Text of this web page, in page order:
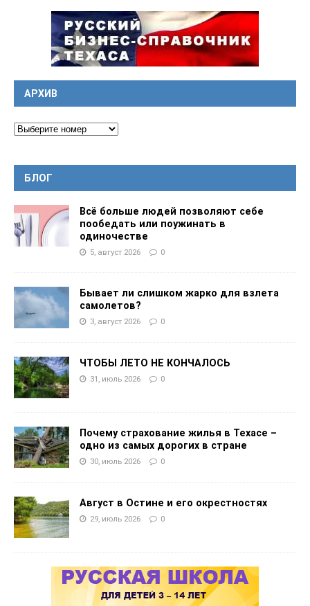
АРХИВ
БЛОГ
Всё больше людей позволяют себе
пообедать или поужинать в
одиночестве
5, август 2026 0
Бывает ли слишком жарко для взлета
самолетов?
3, август 2026 0
ЧТОБЫ ЛЕТО НЕ КОНЧАЛОСЬ
31, июль 2026 0
Почему страхование жилья в Техасе –
одно из самых дорогих в стране
30, июль 2026 0
Август в Остине и его окрестностях
29, июль 2026 0